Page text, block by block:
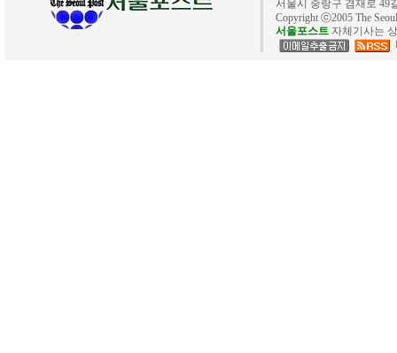
서울시 중랑구 겸재로 49
Copyright ⓒ2005 The
서울포스트 자체기사는